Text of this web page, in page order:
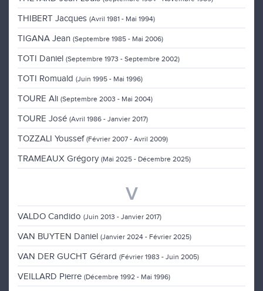
THIBERT Jacques (Avril 1981 - Mai 1994)
TIGANA Jean (Septembre 1985 - Mai 2006)
TOTI Daniel (Septembre 1973 - Septembre 2002)
TOTI Romuald (Juin 1995 - Mai 1996)
TOURE Ali (Septembre 2003 - Mai 2004)
TOURE José (Avril 1986 - Janvier 2017)
TOZZALI Youssef (Février 2007 - Avril 2009)
TRAMEAUX Grégory (Mai 2025 - Décembre 2025)
V
VALDO Candido (Juin 2013 - Janvier 2017)
VAN BUYTEN Daniel (Janvier 2024 - Février 2025)
VAN DER GUCHT Gérard (Février 1983 - Juin 2005)
VEILLARD Pierre (Décembre 1992 - Mai 1996)